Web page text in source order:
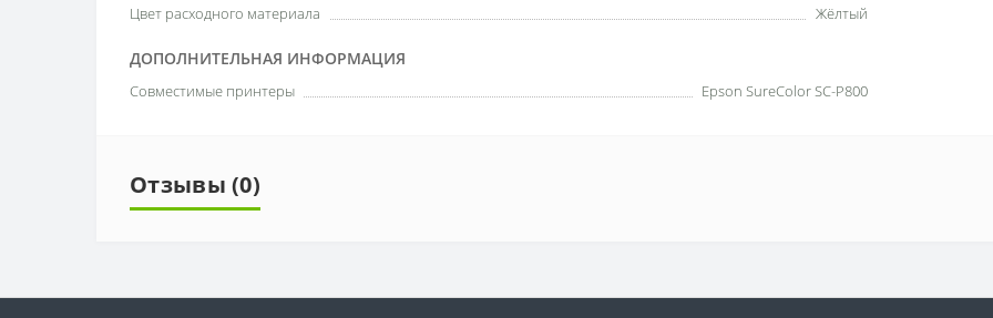
Цвет расходного материала
Жёлтый
ДОПОЛНИТЕЛЬНАЯ ИНФОРМАЦИЯ
Совместимые принтеры Epson SureColor SC-P800
Отзывы (0)